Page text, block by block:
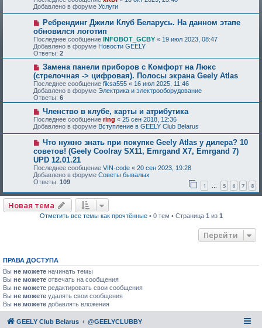
Добавлено в форуме Услуги
Ребрендинг Джили Клуб Беларусь. На данном этапе
обновился логотип
Последнее сообщение INFOBOT_GCBY « 19 июл 2023, 08:47
Добавлено в форуме Новости GEELY
Ответы: 2
Замена панели приборов с Комфорт на Люкс
(стрелочная -> цифровая). Полосы экрана Geely Atlas
Последнее сообщение fiksa555 « 16 июл 2025, 11:46
Добавлено в форуме Электрика и электрооборудование
Ответы: 6
Членство в клубе, карты и атрибутика
Последнее сообщение ring « 25 сен 2018, 12:36
Добавлено в форуме Вступление в GEELY Club Belarus
Что нужно знать при покупке Geely Atlas у дилера? 10
советов! (Geely Coolray SX11, Emrgand X7, Emrgand 7)
UPD 12.01.21
Последнее сообщение VIN-code « 20 сен 2023, 19:28
Добавлено в форуме Советы бывалых
Ответы: 109 1 … 5 6 7 8
Новая тема
Отметить все темы как прочтённые• 0 тем • Страница 1 из 1
Перейти
ПРАВА ДОСТУПА
Вы не можете начинать темы
Вы не можете отвечать на сообщения
Вы не можете редактировать свои сообщения
Вы не можете удалять свои сообщения
Вы не можете добавлять вложения
GEELY Club Belarus @GEELYCLUBBY